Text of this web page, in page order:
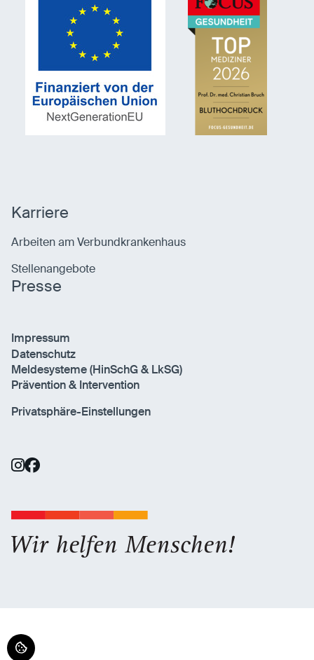
Karriere
Arbeiten am Verbundkrankenhaus
Stellenangebote
Presse
Impressum
Datenschutz
Meldesysteme (HinSchG & LkSG)
Prävention & Intervention
Privatsphäre-Einstellungen